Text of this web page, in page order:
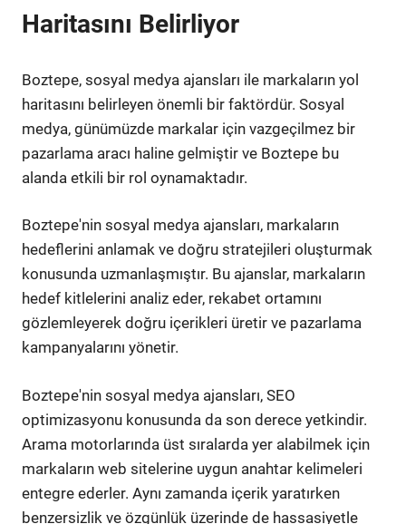
Haritasını Belirliyor
Boztepe, sosyal medya ajansları ile markaların yol
haritasını belirleyen önemli bir faktördür. Sosyal
medya, günümüzde markalar için vazgeçilmez bir
pazarlama aracı haline gelmiştir ve Boztepe bu
alanda etkili bir rol oynamaktadır.
Boztepe'nin sosyal medya ajansları, markaların
hedeflerini anlamak ve doğru stratejileri oluşturmak
konusunda uzmanlaşmıştır. Bu ajanslar, markaların
hedef kitlelerini analiz eder, rekabet ortamını
gözlemleyerek doğru içerikleri üretir ve pazarlama
kampanyalarını yönetir.
Boztepe'nin sosyal medya ajansları, SEO
optimizasyonu konusunda da son derece yetkindir.
Arama motorlarında üst sıralarda yer alabilmek için
markaların web sitelerine uygun anahtar kelimeleri
entegre ederler. Aynı zamanda içerik yaratırken
benzersizlik ve özgünlük üzerinde de hassasiyetle